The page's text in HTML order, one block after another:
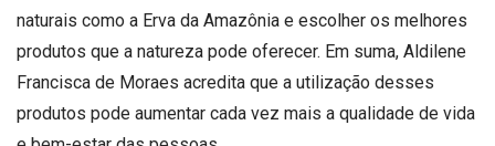
naturais como a Erva da Amazônia e escolher os melhores
produtos que a natureza pode oferecer. Em suma, Aldilene
Francisca de Moraes acredita que a utilização desses
produtos pode aumentar cada vez mais a qualidade de vida